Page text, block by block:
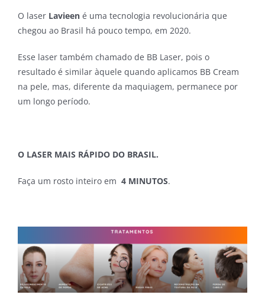
O laser Lavieen é uma tecnologia revolucionária que
chegou ao Brasil há pouco tempo, em 2020.
Esse laser também chamado de BB Laser, pois o
resultado é similar àquele quando aplicamos BB Cream
na pele, mas, diferente da maquiagem, permanece por
um longo período.
O LASER MAIS RÁPIDO DO BRASIL.
Faça um rosto inteiro em 4 MINUTOS.